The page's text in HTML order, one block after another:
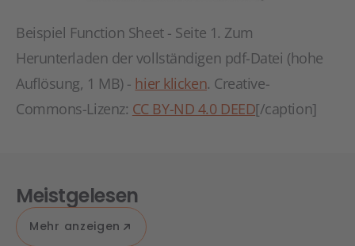
Beispiel Function Sheet - Seite 1. Zum
Herunterladen der vollständigen pdf-Datei (hohe
Auflösung, 1 MB) - hier klicken. Creative-
Commons-Lizenz: CC BY-ND 4.0 DEED[/caption]
Meistgelesen
Mehr anzeigen